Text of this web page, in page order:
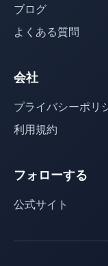
ブログ
よくある質問
会社
プライバシーポリ
利用規約
フォローする
公式サイト